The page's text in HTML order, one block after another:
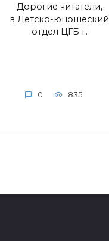
Дорогие читатели,
в Детско-юношеский
отдел ЦГБ г.
0 835